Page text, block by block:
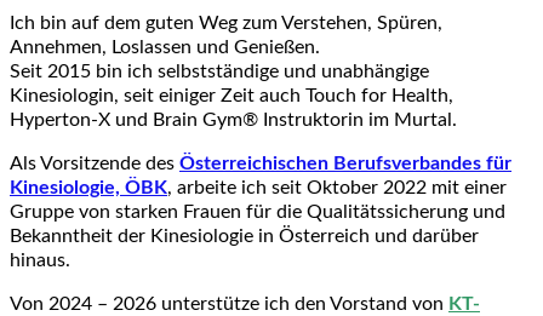
Ich bin auf dem guten Weg zum Verstehen, Spüren,
Annehmen, Loslassen und Genießen.
Seit 2015 bin ich selbstständige und unabhängige
Kinesiologin, seit einiger Zeit auch Touch for Health,
Hyperton-X und Brain Gym® Instruktorin im Murtal.
Als Vorsitzende des Österreichischen Berufsverbandes für
Kinesiologie, ÖBK, arbeite ich seit Oktober 2022 mit einer
Gruppe von starken Frauen für die Qualitätssicherung und
Bekanntheit der Kinesiologie in Österreich und darüber
hinaus.
Von 2024 – 2026 unterstütze ich den Vorstand von KT-